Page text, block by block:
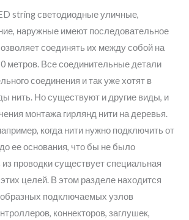
string светодиодные уличные,
наружные имеют последовательное
соединять их между собой на
метров. Все соединительные детали
соединения и так уже хотят в
нить. Но существуют и другие виды, и
монтажа гирлянд нити на деревья.
когда нити нужно подключить от
ее основания, что бы не было
проводки существует специальная
целей. В этом разделе находится
подключаемых узлов
коннекторов, заглушек,